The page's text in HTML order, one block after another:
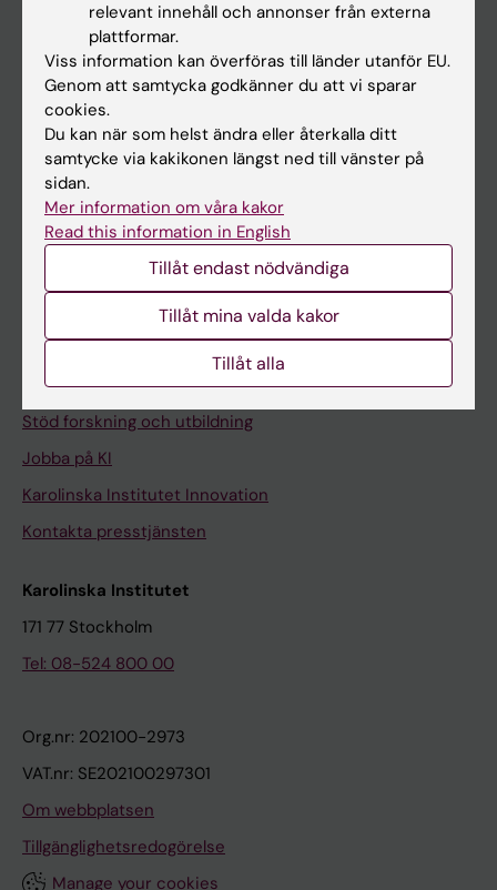
Schema
Studentmejlen
Kurs- och programwebbar
Student på KI
Medarbetare
Medarbetarportalen
Kontakta och besök KI
Universitetsbiblioteket
Stöd forskning och utbildning
Jobba på KI
Karolinska Institutet Innovation
Kontakta presstjänsten
Karolinska Institutet
171 77 Stockholm
Tel: 08-524 800 00
Org.nr: 202100-2973
VAT.nr: SE202100297301
Om webbplatsen
Tillgänglighetsredogörelse
Manage your cookies
relevant innehåll och annonser från externa
plattformar.
Viss information kan överföras till länder utanför EU.
Genom att samtycka godkänner du att vi sparar
cookies.
Du kan när som helst ändra eller återkalla ditt
samtycke via kakikonen längst ned till vänster på
sidan.
Mer information om våra kakor
Read this information in English
Tillåt endast nödvändiga
Tillåt mina valda kakor
Tillåt alla